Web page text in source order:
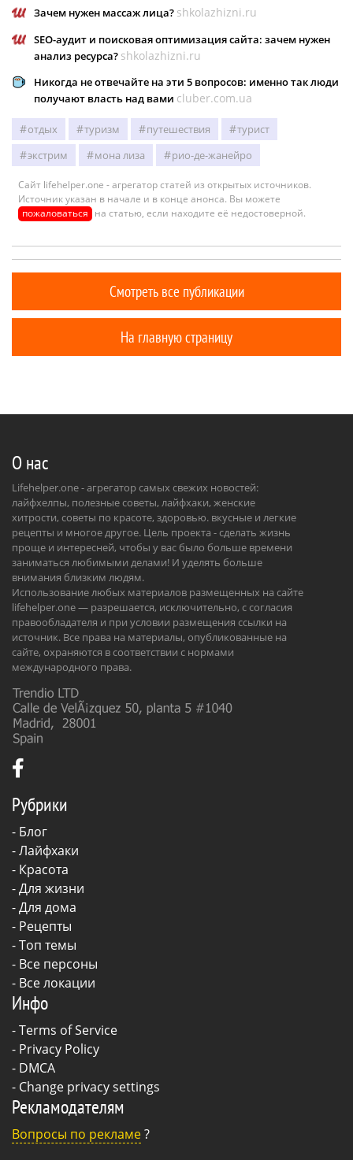
Зачем нужен массаж лица? shkolazhizni.ru
SEO-аудит и поисковая оптимизация сайта: зачем нужен
анализ ресурса? shkolazhizni.ru
Никогда не отвечайте на эти 5 вопросов: именно так люди
получают власть над вами cluber.com.ua
отдых туризм путешествия
турист
экстрим
мона лиза рио-де-жанейро
Сайт lifehelper.one - агрегатор статей из открытых источников.
Источник указан в начале и в конце анонса. Вы можете
пожаловаться на статью, если находите её недостоверной.
Смотреть все публикации
На главную страницу
О нас
Lifehelper.one - агрегатор самых свежих новостей:
лайфхелпы, полезные советы, лайфхаки, женские
хитрости, советы по красоте, здоровью. вкусные и легкие
рецепты и многое другое. Цель проекта - сделать жизнь
проще и интересней, чтобы у вас было больше времени
заниматься любимыми делами! И уделять больше
внимания близким людям.
Использование любых материалов размещенных на сайте
lifehelper.one — разрешается, исключительно, с согласия
правообладателя и при условии размещения ссылки на
источник. Все права на материалы, опубликованные на
сайте, охраняются в соответствии с нормами
международного права.
Рубрики
- Блог
-Лайфхаки
- Красота
-Для жизни
-Для дома
- Рецепты
- Топ темы
- Все персоны
- Все локации
Инфо
-Terms of Service
- Privacy Policy
- DMCA
- Change privacy settings
Рекламодателям
Вопросы по рекламе?